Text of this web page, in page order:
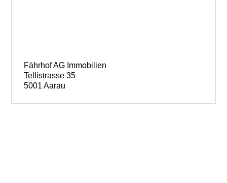
Fährhof AG Immobilien
Tellistrasse 35
5001 Aarau